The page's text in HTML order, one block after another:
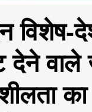
विशेष-
वाले